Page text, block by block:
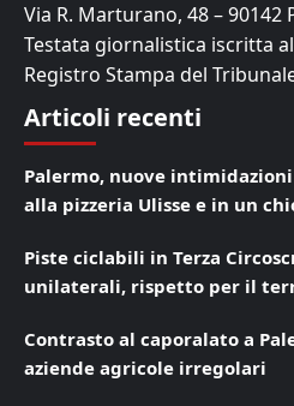
Via R. Marturano, 48 – 90142
Testata giornalistica iscritta
Registro Stampa del
Articoli recenti
Palermo, nuove
alla pizzeria Ulisse e in un
Piste ciclabili in Terza
unilaterali, rispetto per il
Contrasto al caporalato a
aziende agricole irregolari